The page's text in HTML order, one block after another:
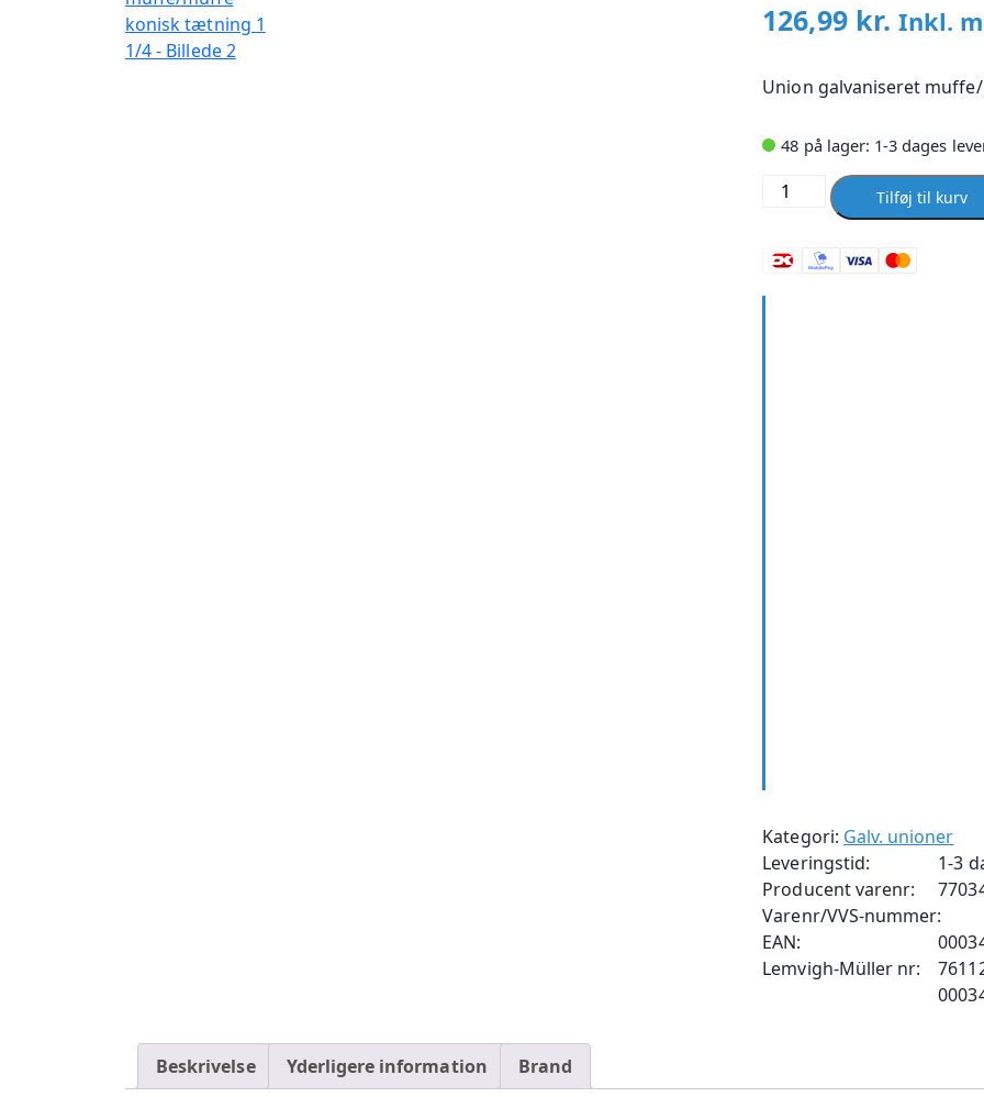
126,99 kr. Inkl.
Union galvaniseret
48 på lager: 1-3 dages
Union
galvaniseret
konisk
tætning
Tilføj til kurv
Kategori: Galv. unioner
Leveringstid:
1-3
Producent varenr:
Varenr/VVS-nummer:
EAN:
Lemvigh-Müller nr:
Beskrivelse Yderligere information Brand